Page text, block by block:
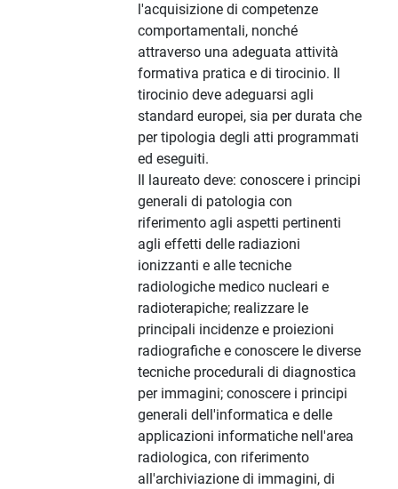
l'acquisizione di competenze
comportamentali, nonché
attraverso una adeguata attività
formativa pratica e di tirocinio. Il
tirocinio deve adeguarsi agli
standard europei, sia per durata che
per tipologia degli atti programmati
ed eseguiti.
Il laureato deve: conoscere i principi
generali di patologia con
riferimento agli aspetti pertinenti
agli effetti delle radiazioni
ionizzanti e alle tecniche
radiologiche medico nucleari e
radioterapiche; realizzare le
principali incidenze e proiezioni
radiografiche e conoscere le diverse
tecniche procedurali di diagnostica
per immagini; conoscere i principi
generali dell'informatica e delle
applicazioni informatiche nell'area
radiologica, con riferimento
all'archiviazione di immagini, di